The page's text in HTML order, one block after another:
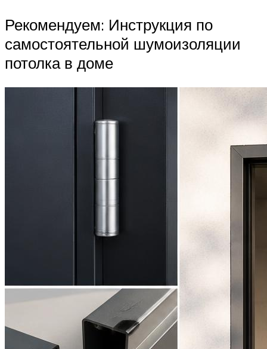
Рекомендуем: Инструкция по
самостоятельной шумоизоляции
потолка в доме